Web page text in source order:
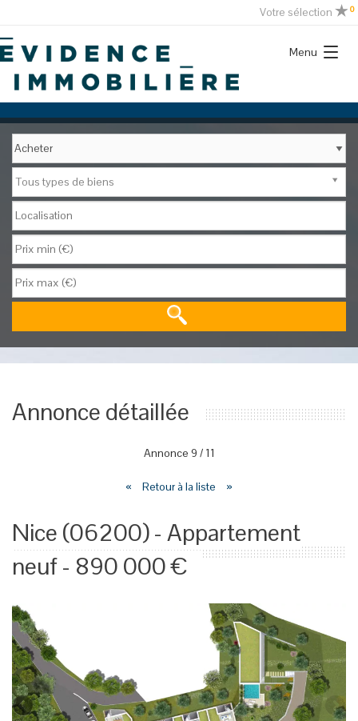
Votre sélection 0
Menu
Tous types de biens
Annonce détaillée
Annonce 9 / 11
« Retour à la liste »
Nice (06200) - Appartement
neuf - 890 000 €